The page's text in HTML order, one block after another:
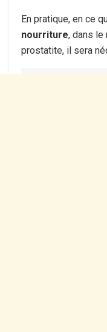
En pratique, en ce
nourriture, dans le
prostatite, il sera